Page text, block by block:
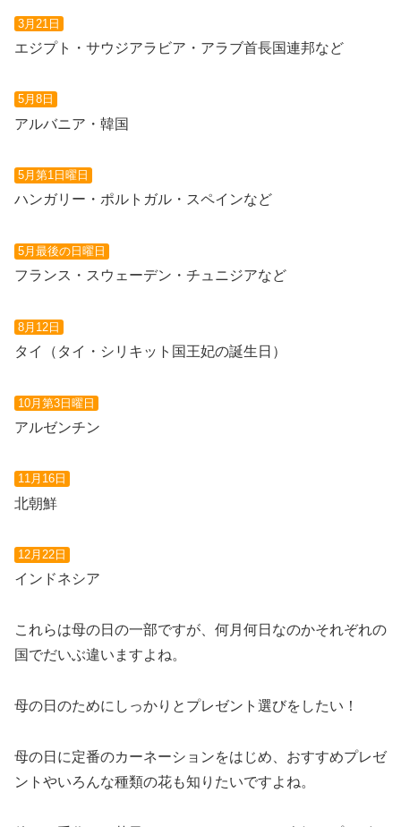
3月21日
エジプト・サウジアラビア・アラブ首長国連邦など
5月8日
アルバニア・韓国
5月第1日曜日
ハンガリー・ポルトガル・スペインなど
5月最後の日曜日
フランス・スウェーデン・チュニジアなど
8月12日
タイ（タイ・シリキット国王妃の誕生日）
10月第3日曜日
アルゼンチン
11月16日
北朝鮮
12月22日
インドネシア
これらは母の日の一部ですが、何月何日なのかそれぞれの
国でだいぶ違いますよね。
母の日のためにしっかりとプレゼント選びをしたい！
母の日に定番のカーネーションをはじめ、おすすめプレゼ
ントやいろんな種類の花も知りたいですよね。